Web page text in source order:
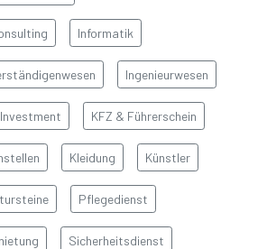
Informatik
Ingenieurwesen
Investment KFZ & Führerschein
Kleidung Künstler
Pflegedienst
Sicherheitsdienst
BAŞLIK
Detay yazı